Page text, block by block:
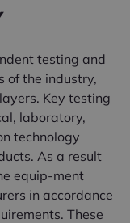
testing and
of the industry,
Key testing
laboratory,
technology
As a result
equip-ment
in accordance
These